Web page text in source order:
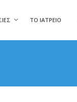
ΤΟ ΙΑΤΡΕΊΟ